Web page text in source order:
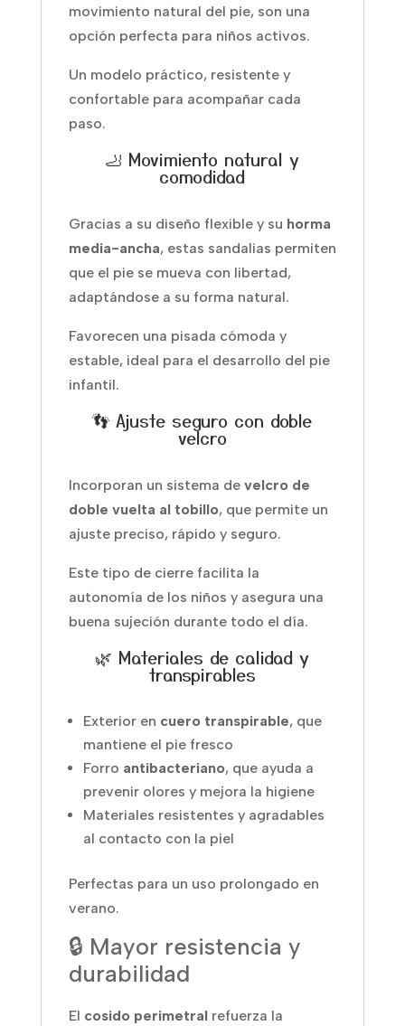
movimiento natural del pie, son una
opción perfecta para niños activos.
Un modelo práctico, resistente y
confortable para acompañar cada
paso.
🦶 Movimiento natural y
comodidad
Gracias a su diseño flexible y su horma
media-ancha, estas sandalias permiten
que el pie se mueva con libertad,
adaptándose a su forma natural.
Favorecen una pisada cómoda y
estable, ideal para el desarrollo del pie
infantil.
👣 Ajuste seguro con doble
velcro
Incorporan un sistema de velcro de
doble vuelta al tobillo, que permite un
ajuste preciso, rápido y seguro.
Este tipo de cierre facilita la
autonomía de los niños y asegura una
buena sujeción durante todo el día.
🌿 Materiales de calidad y
transpirables
Exterior en cuero transpirable, que
mantiene el pie fresco
Forro antibacteriano, que ayuda a
prevenir olores y mejora la higiene
Materiales resistentes y agradables
al contacto con la piel
Perfectas para un uso prolongado en
verano.
🔒 Mayor resistencia y
durabilidad
El cosido perimetralrefuerza la